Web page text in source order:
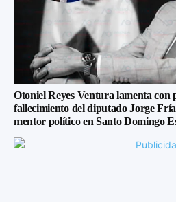
Otoniel Reyes Ventura lamenta con
fallecimiento del diputado Jorge
mentor político en Santo Domingo